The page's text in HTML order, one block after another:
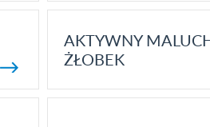
AKTYWNY
ŻŁOBEK